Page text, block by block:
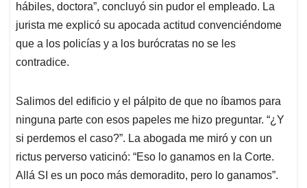
hábiles, doctora”, concluyó sin pudor el empleado. La
jurista me explicó su apocada actitud convenciéndome
que a los policías y a los burócratas no se les
contradice.
Salimos del edificio y el pálpito de que no íbamos para
ninguna parte con esos papeles me hizo preguntar. “¿Y
si perdemos el caso?”. La abogada me miró y con un
rictus perverso vaticinó: “Eso lo ganamos en la Corte.
Allá SI es un poco más demoradito, pero lo ganamos”.